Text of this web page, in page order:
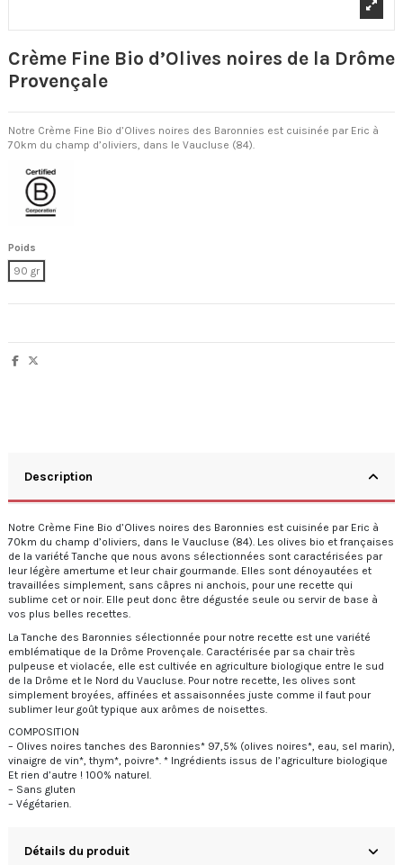
Crème Fine Bio d’Olives noires de la Drôme
Provençale
Notre Crème Fine Bio d’Olives noires des Baronnies est cuisinée par Eric à
70km du champ d’oliviers, dans le Vaucluse (84).
Poids
90 gr
Description
Notre Crème Fine Bio d’Olives noires des Baronnies est cuisinée par Eric à
70km du champ d’oliviers, dans le Vaucluse (84). Les olives bio et françaises
de la variété Tanche que nous avons sélectionnées sont caractérisées par
leur légère amertume et leur chair gourmande. Elles sont dénoyautées et
travaillées simplement, sans câpres ni anchois, pour une recette qui
sublime cet or noir. Elle peut donc être dégustée seule ou servir de base à
vos plus belles recettes.
La Tanche des Baronnies sélectionnée pour notre recette est une variété
emblématique de la Drôme Provençale. Caractérisée par sa chair très
pulpeuse et violacée, elle est cultivée en agriculture biologique entre le sud
de la Drôme et le Nord du Vaucluse. Pour notre recette, les olives sont
simplement broyées, affinées et assaisonnées juste comme il faut pour
sublimer leur goût typique aux arômes de noisettes.
COMPOSITION
– Olives noires tanches des Baronnies* 97,5% (olives noires*, eau, sel marin),
vinaigre de vin*, thym*, poivre*. * Ingrédients issus de l’agriculture biologique
Et rien d’autre ! 100% naturel.
– Sans gluten
– Végétarien.
Détails du produit